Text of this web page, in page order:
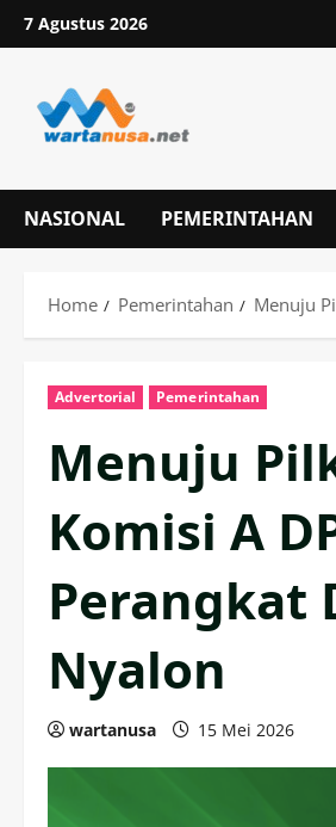
Skip
to
7 Agustus 2026
NASIONAL PEMERINTAHAN
Home Pemerintahan Menuju
Advertorial Pemerintahan
Menuju
Komisi A
Perangkat
Nyalon
wartanusa 15 Mei 2026